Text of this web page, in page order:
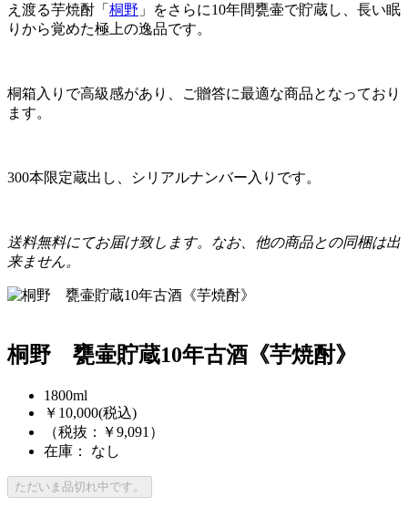
え渡る芋焼酎「 桐野 」をさらに10年間甕壷で貯蔵し、長い眠
りから覚めた極上の逸品です。
桐箱入りで高級感があり、ご贈答に最適な商品となっており
ます。
300本限定蔵出し、シリアルナンバー入りです。
送料無料にてお届け致します。なお、他の商品との同梱は出
来ません。
桐野 甕壷貯蔵10年古酒《芋焼酎》
1800ml
￥10,000(税込)
（税抜：￥9,091）
在庫： なし
ただいま品切れ中です。